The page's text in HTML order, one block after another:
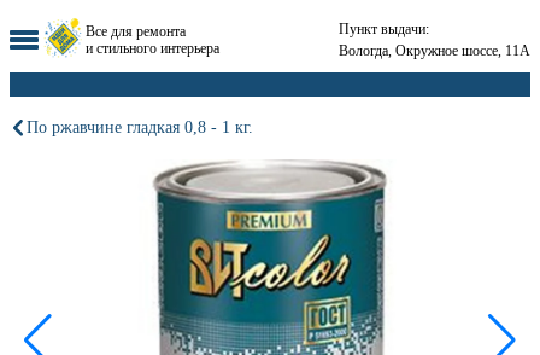
Все для ремонта
и стильного интерьера
Пункт выдачи:
Вологда, Окружное шоссе, 11А
По ржавчине гладкая 0,8 - 1 кг.